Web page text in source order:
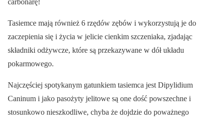
carbonarę!
Tasiemce mają również 6 rzędów zębów i wykorzystują je do
zaczepienia się i życia w jelicie cienkim szczeniaka, zjadając
składniki odżywcze, które są przekazywane w dół układu
pokarmowego.
Najczęściej spotykanym gatunkiem tasiemca jest Dipylidium
Caninum i jako pasożyty jelitowe są one dość powszechne i
stosunkowo nieszkodliwe, chyba że dojdzie do poważnego